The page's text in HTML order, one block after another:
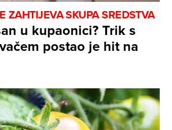
ZAHTIJEVA SKUPA SREDSTVA
u kupaonici? Trik s
postao je hit na